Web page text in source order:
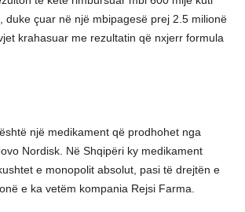
duke çuar në një mbipagesë prej 2.5 milionë
krahasuar me rezultatin që nxjerr formula
një medikament që prodhohet nga
Nordisk. Në Shqipëri ky medikament
e monopolit absolut, pasi të drejtën e
e ka vetëm kompania Rejsi Farma.